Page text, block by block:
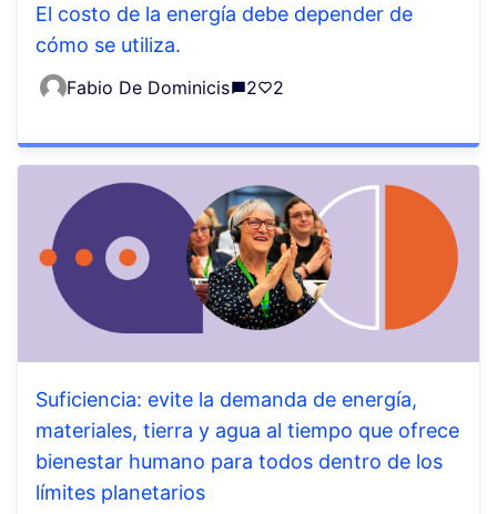
El costo de la energía debe depender de
cómo se utiliza.
Fabio De Dominicis 2 2
Suficiencia: evite la demanda de energía,
materiales, tierra y agua al tiempo que ofrece
bienestar humano para todos dentro de los
límites planetarios